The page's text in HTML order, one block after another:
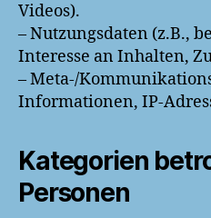
Videos).
– Nutzungsdaten (z.B.,
Interesse an Inhalten,
– Meta-/
Informationen, IP-
Kategorien
Personen